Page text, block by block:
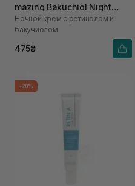
mazing Bakuchiol Night
Cream 10 мл
Ночной крем с ретинолом и
бакучиолом
475₴
-20%